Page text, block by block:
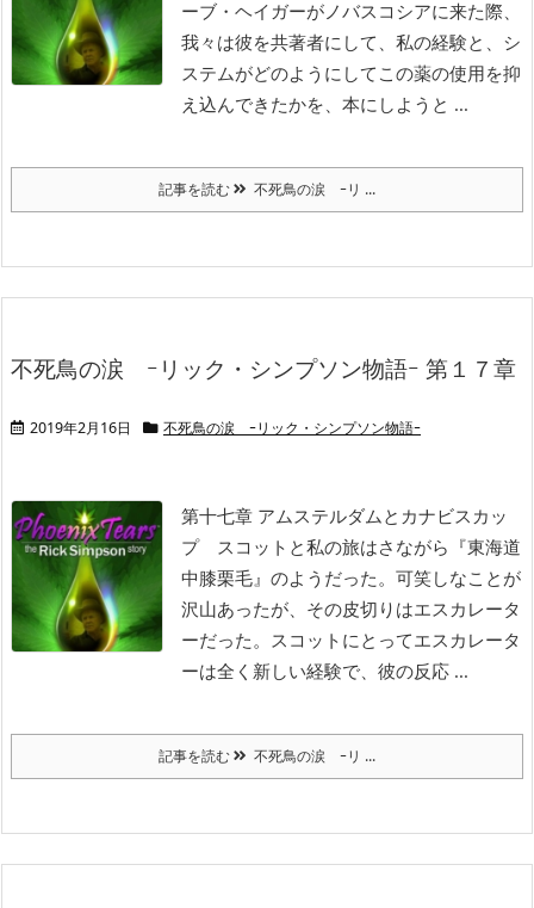
ーブ・ヘイガーがノバスコシアに来た際、
我々は彼を共著者にして、私の経験と、シ
ステムがどのようにしてこの薬の使用を抑
え込んできたかを、本にしようと ...
記事を読む 不死鳥の涙 ｰリ ...
不死鳥の涙 ｰリック・シンプソン物語ｰ 第１７章
2019年2月16日 不死鳥の涙 ｰリック・シンプソン物語ｰ
第十七章 アムステルダムとカナビスカッ
プスコットと私の旅はさながら『東海道
中膝栗毛』のようだった。可笑しなことが
沢山あったが、その皮切りはエスカレータ
ーだった。スコットにとってエスカレータ
ーは全く新しい経験で、彼の反応 ...
記事を読む 不死鳥の涙 ｰリ ...